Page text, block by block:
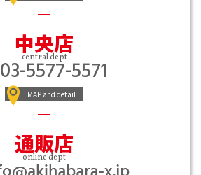
中央店
central dept
03-5577-5571
MAP and detail
通販店
online dept